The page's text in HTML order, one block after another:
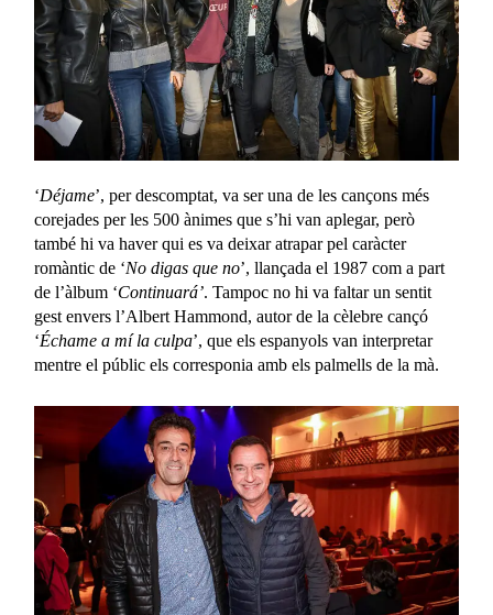
‘Déjame’, per descomptat, va ser una de les cançons més
corejades per les 500 ànimes que s’hi van aplegar, però
també hi va haver qui es va deixar atrapar pel caràcter
romàntic de ‘No digas que no’, llançada el 1987 com a part
de l’àlbum ‘Continuará’. Tampoc no hi va faltar un sentit
gest envers l’Albert Hammond, autor de la cèlebre cançó
‘Échame a mí la culpa’, que els espanyols van interpretar
mentre el públic els corresponia amb els palmells de la mà.